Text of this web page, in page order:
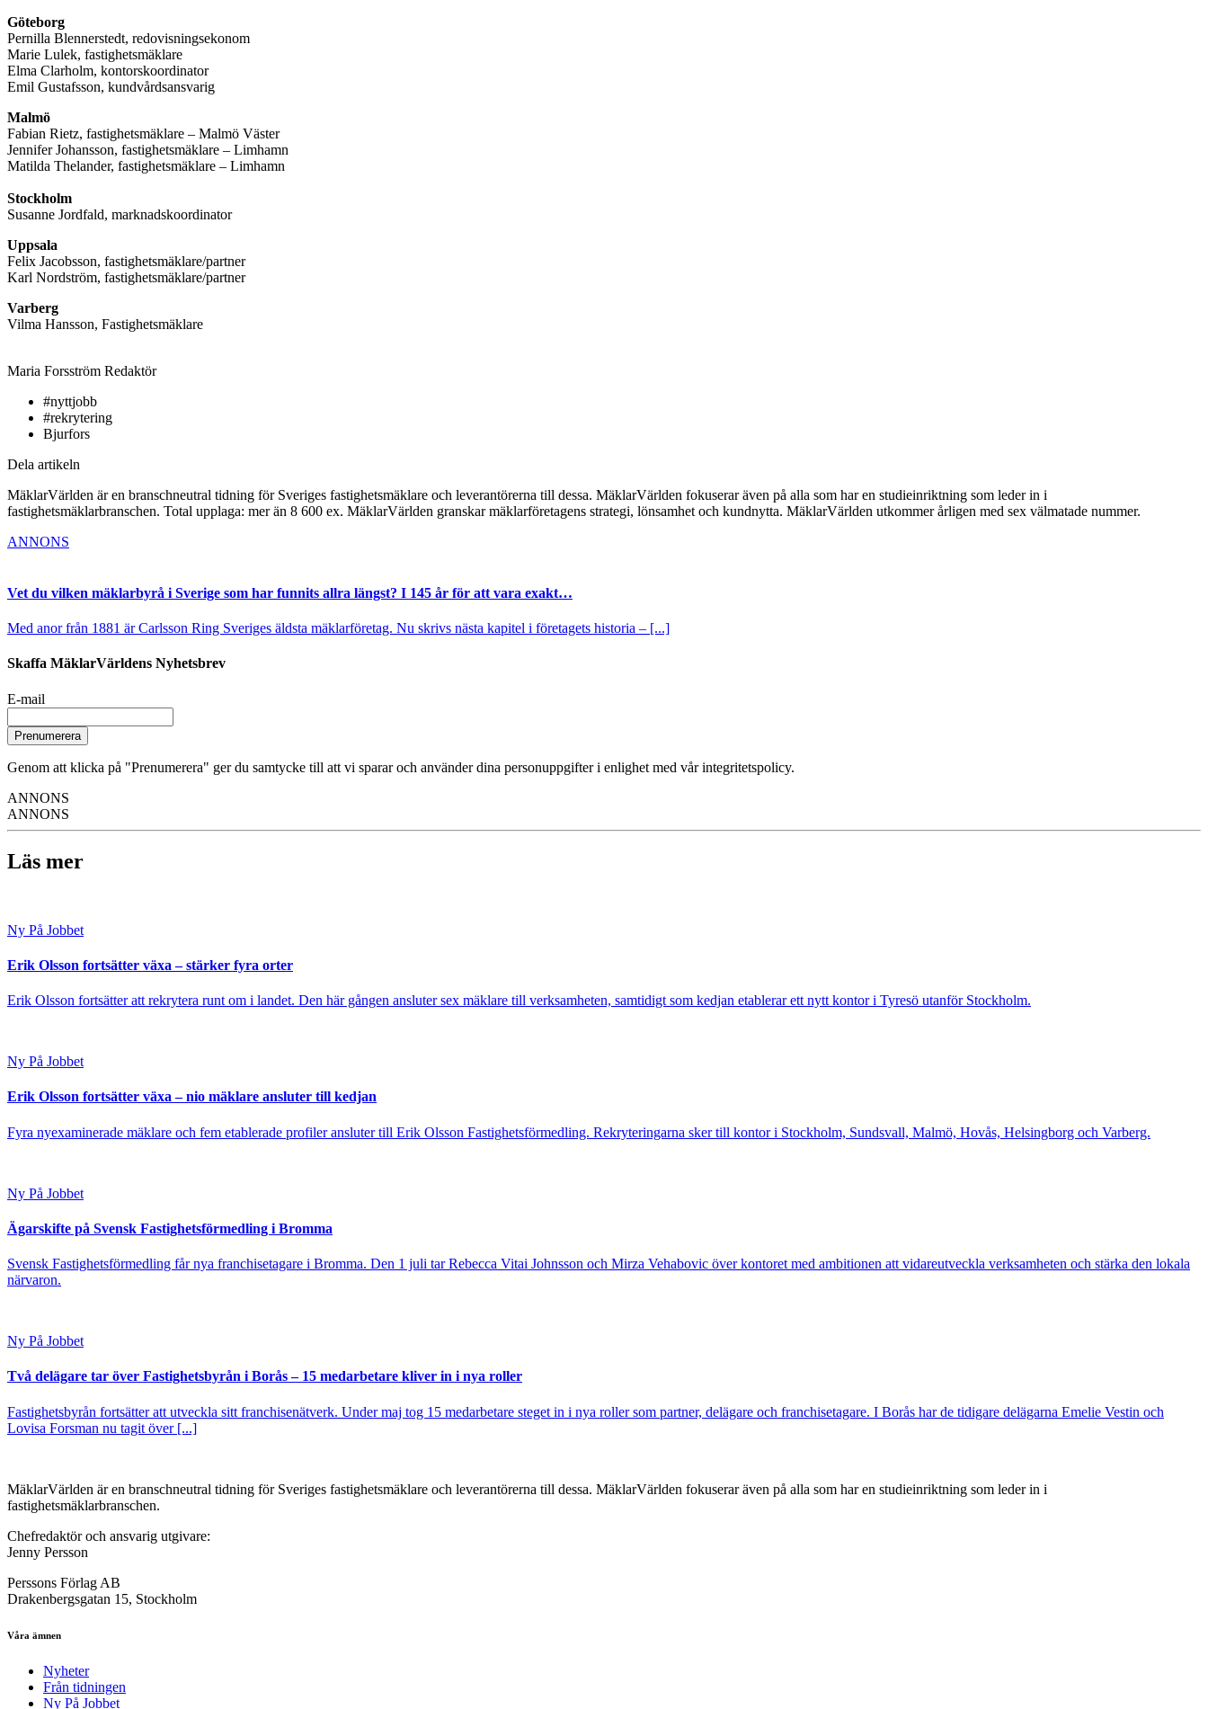
Göteborg
Pernilla Blennerstedt, redovisningsekonom
Marie Lulek, fastighetsmäklare
Elma Clarholm, kontorskoordinator
Emil Gustafsson, kundvårdsansvarig
Malmö
Fabian Rietz, fastighetsmäklare – Malmö Väster
Jennifer Johansson, fastighetsmäklare – Limhamn
Matilda Thelander, fastighetsmäklare – Limhamn
Stockholm
Susanne Jordfald, marknadskoordinator
Uppsala
Felix Jacobsson, fastighetsmäklare/partner
Karl Nordström, fastighetsmäklare/partner
Varberg
Vilma Hansson, Fastighetsmäklare
Maria Forsström Redaktör
#nyttjobb
#rekrytering
Bjurfors
Dela artikeln
MäklarVärlden är en branschneutral tidning för Sveriges fastighetsmäklare och leverantörerna till dessa. MäklarVärlden fokuserar även på alla som har en studieinriktning som leder in i
fastighetsmäklarbranschen. Total upplaga: mer än 8 600 ex. MäklarVärlden granskar mäklarföretagens strategi, lönsamhet och kundnytta. MäklarVärlden utkommer årligen med sex välmatade nummer.
ANNONS
Vet du vilken mäklarbyrå i Sverige som har funnits allra längst? I 145 år för att vara exakt…
Med anor från 1881 är Carlsson Ring Sveriges äldsta mäklarföretag. Nu skrivs nästa kapitel i företagets historia – [...]
Skaffa MäklarVärldens Nyhetsbrev
E-mail
Prenumerera
Genom att klicka på "Prenumerera" ger du samtycke till att vi sparar och använder dina personuppgifter i enlighet med vår integritetspolicy.
ANNONS
ANNONS
Läs mer
Ny På Jobbet
Erik Olsson fortsätter växa – stärker fyra orter
Erik Olsson fortsätter att rekrytera runt om i landet. Den här gången ansluter sex mäklare till verksamheten, samtidigt som kedjan etablerar ett nytt kontor i Tyresö utanför Stockholm.
Ny På Jobbet
Erik Olsson fortsätter växa – nio mäklare ansluter till kedjan
Fyra nyexaminerade mäklare och fem etablerade profiler ansluter till Erik Olsson Fastighetsförmedling. Rekryteringarna sker till kontor i Stockholm, Sundsvall, Malmö, Hovås, Helsingborg och Varberg.
Ny På Jobbet
Ägarskifte på Svensk Fastighetsförmedling i Bromma
Svensk Fastighetsförmedling får nya franchisetagare i Bromma. Den 1 juli tar Rebecca Vitai Johnsson och Mirza Vehabovic över kontoret med ambitionen att vidareutveckla verksamheten och stärka den lokala
närvaron.
Ny På Jobbet
Två delägare tar över Fastighetsbyrån i Borås – 15 medarbetare kliver in i nya roller
Fastighetsbyrån fortsätter att utveckla sitt franchisenätverk. Under maj tog 15 medarbetare steget in i nya roller som partner, delägare och franchisetagare. I Borås har de tidigare delägarna Emelie Vestin och
Lovisa Forsman nu tagit över [...]
MäklarVärlden är en branschneutral tidning för Sveriges fastighetsmäklare och leverantörerna till dessa. MäklarVärlden fokuserar även på alla som har en studieinriktning som leder in i
fastighetsmäklarbranschen.
Chefredaktör och ansvarig utgivare:
Jenny Persson
Perssons Förlag AB
Drakenbergsgatan 15, Stockholm
Våra ämnen
Nyheter
Från tidningen
Ny På Jobbet